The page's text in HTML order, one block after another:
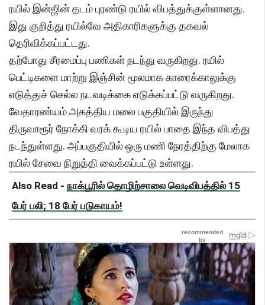
ரயில் இன்ஜின் தடம் புரண்டு ரயில் விபத்துக்குள்ளானது.
இது குறித்து ரயில்வே அதிகாரிகளுக்கு தகவல்
தெரிவிக்கப்பட்டது.
தற்போது சீரமைப்பு பணிகள் நடந்து வருகிறது. ரயில்
பெட்டிகளை மாற்று இஞ்சின் மூலமாக காரைக்காலுக்கு
எடுத்துச் செல்ல நடவடிக்கை எடுக்கப்பட்டு வருகிறது.
வேதாரண்யம் அகத்திய மலை பகுதியில் இருந்து
திருவாரூர் நோக்கி வரக் கூடிய ரயில் பாதை இந்த விபத்து
நடந்துள்ளது. அப்பகுதியில் ஒரு மணி நேரத்திற்கு மேலாக
ரயில் சேவை நிறுத்தி வைக்கப்பட்டு உள்ளது.
Also Read - நாக்பூரில் தொழிற்சாலை வெடிவிபத்தில் 15
பேர் பலி; 18 பேர் படுகாயம்!